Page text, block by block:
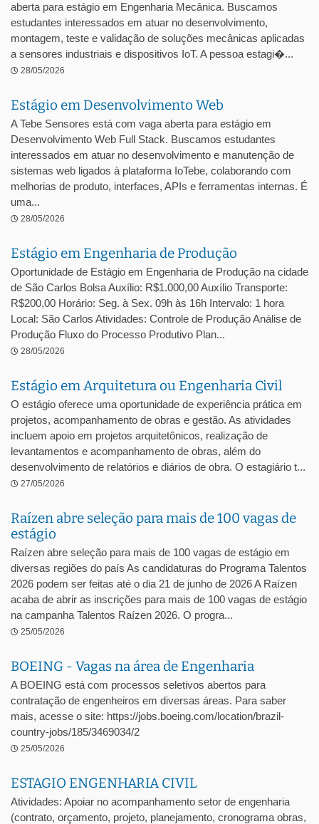
aberta para estágio em Engenharia Mecânica. Buscamos
estudantes interessados em atuar no desenvolvimento,
montagem, teste e validação de soluções mecânicas aplicadas
a sensores industriais e dispositivos IoT. A pessoa estagi�...
28/05/2026
Estágio em Desenvolvimento Web
A Tebe Sensores está com vaga aberta para estágio em
Desenvolvimento Web Full Stack. Buscamos estudantes
interessados em atuar no desenvolvimento e manutenção de
sistemas web ligados à plataforma IoTebe, colaborando com
melhorias de produto, interfaces, APIs e ferramentas internas. É
uma...
28/05/2026
Estágio em Engenharia de Produção
Oportunidade de Estágio em Engenharia de Produção na cidade
de São Carlos Bolsa Auxílio: R$1.000,00 Auxílio Transporte:
R$200,00 Horário: Seg. à Sex. 09h às 16h Intervalo: 1 hora
Local: São Carlos Atividades: Controle de Produção Análise de
Produção Fluxo do Processo Produtivo Plan...
28/05/2026
Estágio em Arquitetura ou Engenharia Civil
O estágio oferece uma oportunidade de experiência prática em
projetos, acompanhamento de obras e gestão. As atividades
incluem apoio em projetos arquitetônicos, realização de
levantamentos e acompanhamento de obras, além do
desenvolvimento de relatórios e diários de obra. O estagiário t...
27/05/2026
Raízen abre seleção para mais de 100 vagas de
estágio
Raízen abre seleção para mais de 100 vagas de estágio em
diversas regiões do país As candidaturas do Programa Talentos
2026 podem ser feitas até o dia 21 de junho de 2026 A Raízen
acaba de abrir as inscrições para mais de 100 vagas de estágio
na campanha Talentos Raízen 2026. O progra...
25/05/2026
BOEING - Vagas na área de Engenharia
A BOEING está com processos seletivos abertos para
contratação de engenheiros em diversas áreas. Para saber
mais, acesse o site: https://jobs.boeing.com/location/brazil-
country-jobs/185/3469034/2
25/05/2026
ESTAGIO ENGENHARIA CIVIL
Atividades: Apoiar no acompanhamento setor de engenharia
(contrato, orçamento, projeto, planejamento, cronograma obras,